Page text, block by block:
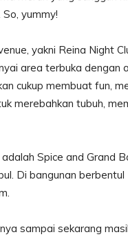
yummy!
yakni Reina Night
area terbuka dengan
cukup membuat fun,
merebahkan tubuh,
Spice and Grand
Di bangunan berbentul
sampai sekarang